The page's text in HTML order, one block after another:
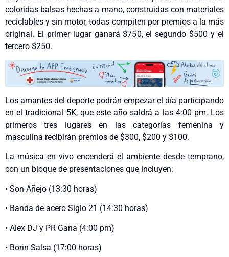
coloridas balsas hechas a mano, construidas con materiales
reciclables y sin motor, todas compiten por premios a la más
original. El primer lugar ganará $750, el segundo $500 y el
tercero $250.
Los amantes del deporte podrán empezar el día participando
en el tradicional 5K, que este año saldrá a las 4:00 pm. Los
primeros tres lugares en las categorías femenina y
masculina recibirán premios de $300, $200 y $100.
La música en vivo encenderá el ambiente desde temprano,
con un bloque de presentaciones que incluyen:
• Son Añejo (13:30 horas)
• Banda de acero Siglo 21 (14:30 horas)
• Alex DJ y PR Gana (4:00 pm)
• Borin Salsa (17:00 horas)